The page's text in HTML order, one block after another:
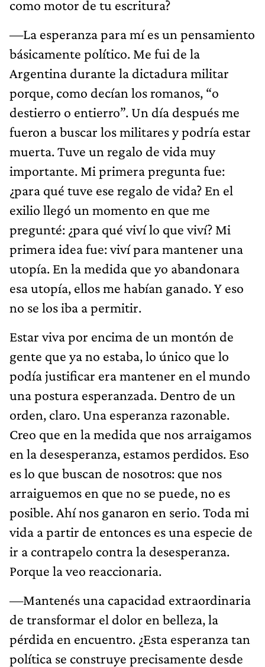
como motor de tu escritura?
—La esperanza para mí es un pensamiento
básicamente político. Me fui de la
Argentina durante la dictadura militar
porque, como decían los romanos, “o
destierro o entierro”. Un día después me
fueron a buscar los militares y podría estar
muerta. Tuve un regalo de vida muy
importante. Mi primera pregunta fue:
¿para qué tuve ese regalo de vida? En el
exilio llegó un momento en que me
pregunté: ¿para qué viví lo que viví? Mi
primera idea fue: viví para mantener una
utopía. En la medida que yo abandonara
esa utopía, ellos me habían ganado. Y eso
no se los iba a permitir.
Estar viva por encima de un montón de
gente que ya no estaba, lo único que lo
podía justificar era mantener en el mundo
una postura esperanzada. Dentro de un
orden, claro. Una esperanza razonable.
Creo que en la medida que nos arraigamos
en la desesperanza, estamos perdidos. Eso
es lo que buscan de nosotros: que nos
arraiguemos en que no se puede, no es
posible. Ahí nos ganaron en serio. Toda mi
vida a partir de entonces es una especie de
ir a contrapelo contra la desesperanza.
Porque la veo reaccionaria.
—Mantenés una capacidad extraordinaria
de transformar el dolor en belleza, la
pérdida en encuentro. ¿Esta esperanza tan
política se construye precisamente desde